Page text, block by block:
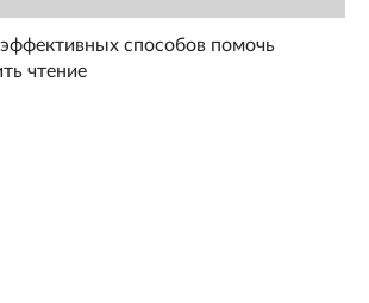
способов помочь
чтение